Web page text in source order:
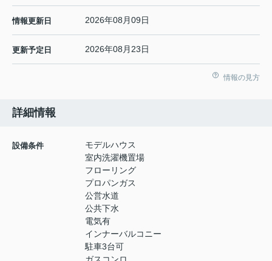
情報更新日 2026年08月09日
更新予定日 2026年08月23日
情報の見方
詳細情報
設備条件
モデルハウス
室内洗濯機置場
フローリング
プロパンガス
公営水道
公共下水
電気有
インナーバルコニー
駐車3台可